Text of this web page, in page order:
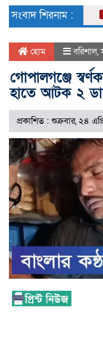
সংবাদ শিরনাম :
হোম বরিশাল,
গোপালগঞ্জে
হাতে আটক ২
প্রকাশিত : শুক্রবার, ২৪